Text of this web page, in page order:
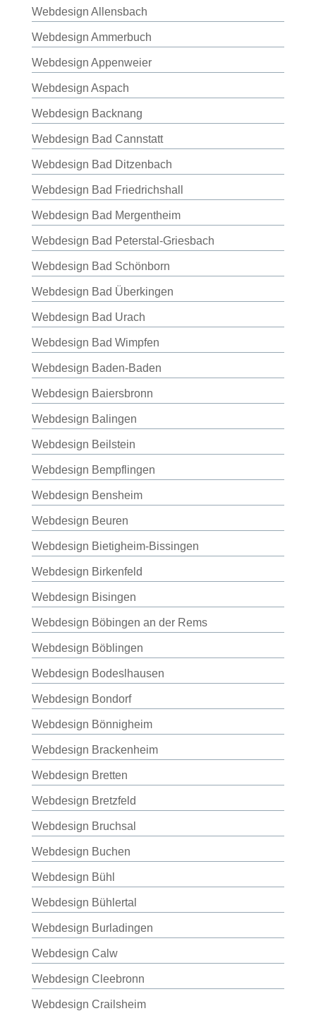
Webdesign Allensbach
Webdesign Ammerbuch
Webdesign Appenweier
Webdesign Aspach
Webdesign Backnang
Webdesign Bad Cannstatt
Webdesign Bad Ditzenbach
Webdesign Bad Friedrichshall
Webdesign Bad Mergentheim
Webdesign Bad Peterstal-Griesbach
Webdesign Bad Schönborn
Webdesign Bad Überkingen
Webdesign Bad Urach
Webdesign Bad Wimpfen
Webdesign Baden-Baden
Webdesign Baiersbronn
Webdesign Balingen
Webdesign Beilstein
Webdesign Bempflingen
Webdesign Bensheim
Webdesign Beuren
Webdesign Bietigheim-Bissingen
Webdesign Birkenfeld
Webdesign Bisingen
Webdesign Böbingen an der Rems
Webdesign Böblingen
Webdesign Bodeslhausen
Webdesign Bondorf
Webdesign Bönnigheim
Webdesign Brackenheim
Webdesign Bretten
Webdesign Bretzfeld
Webdesign Bruchsal
Webdesign Buchen
Webdesign Bühl
Webdesign Bühlertal
Webdesign Burladingen
Webdesign Calw
Webdesign Cleebronn
Webdesign Crailsheim